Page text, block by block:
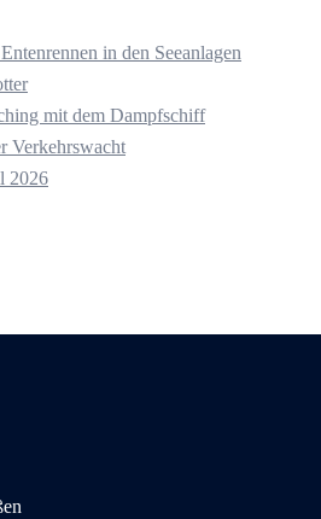
in den Seeanlagen
mit dem Dampfschiff
Verkehrswacht
2026